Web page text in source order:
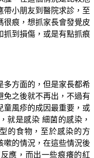
帶小朋友到醫院求診，至
很痕，想抓家長會發覺皮
抓到損傷，或是有點抓痕
多方面的，但是家長都希
免之後就不再出，不過有
童風疹的成因最重要，或
就是感染 細菌的感染，
的食物，至於感染的方
嗽的情況，在這些情況後
應，而出一些痕癢的紅